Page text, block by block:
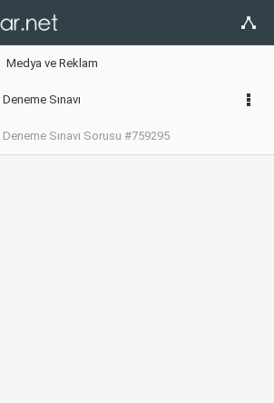
Medya ve Reklam
Sınavı
Sınavı Sorusu #759295